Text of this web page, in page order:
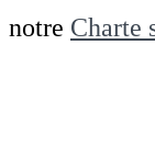
notre Charte